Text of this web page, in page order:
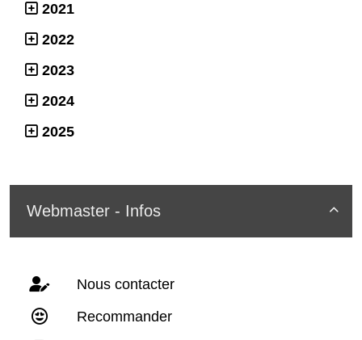
2021
2022
2023
2024
2025

Webmaster - Infos
Nous contacter
Recommander